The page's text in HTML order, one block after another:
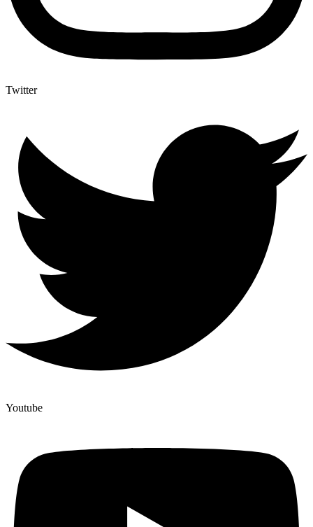
Twitter
Youtube